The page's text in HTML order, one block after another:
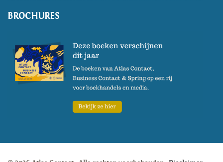
BROCHURES